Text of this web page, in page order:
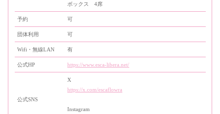
ボックス 4席
予約 可
団体利用 可
Wifi・無線LAN 有
公式HP https://www.esca-libera.net/
公式SNS
X
https://x.com/escaflowra
Instagram